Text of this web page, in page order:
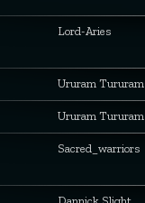
Lord-Aries
Ururam Tururam
Ururam Tururam
Sacred_warriors